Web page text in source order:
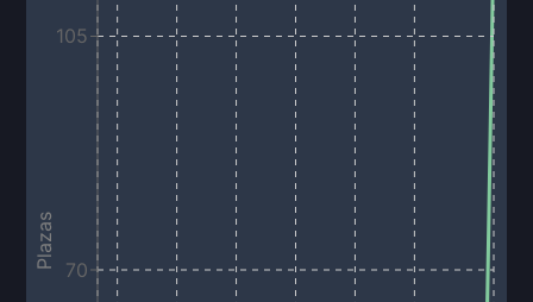
70
105
Plazas